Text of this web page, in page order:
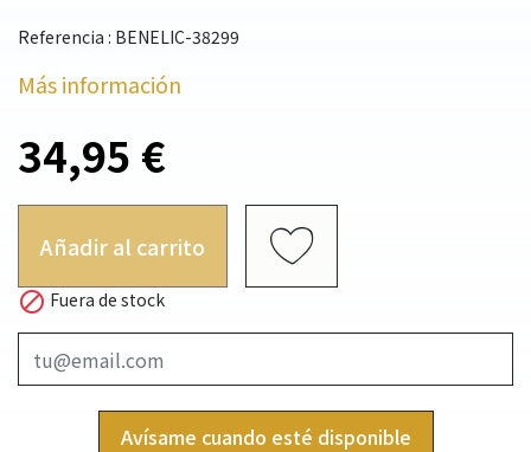
Referencia : BENELIC-38299
Más información
34,95 €
Añadir al carrito
 Fuera de stock
Avísame cuando esté disponible